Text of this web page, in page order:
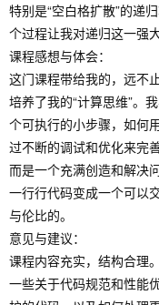
特别是“空白格扩散”的递
个过程让我对递归这一强
课程感想与体会：
这门课程带给我的，远不
培养了我的“计算思维”。
个可执行的小步骤，如何
过不断的调试和优化来完
而是一个充满创造和解决
一行行代码变成一个可以
与伦比的。
意见与建议：
课程内容充实，结构合理
一些关于代码规范和性能